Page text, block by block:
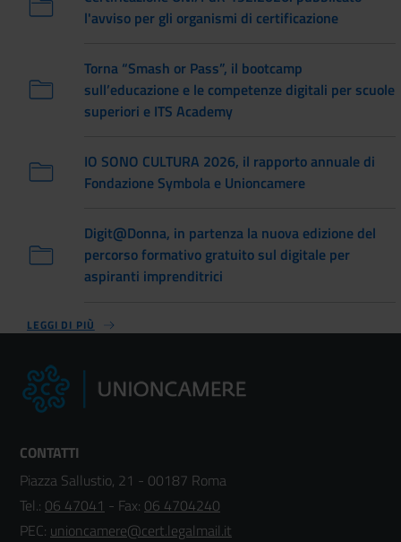
l'avviso per gli organismi di certificazione
Torna “Smash or Pass”, il bootcamp
sull’educazione e le competenze digitali per scuole
superiori e ITS Academy
IO SONO CULTURA 2026, il rapporto annuale di
Fondazione Symbola e Unioncamere
Digit@Donna, in partenza la nuova edizione del
percorso formativo gratuito sul digitale per
aspiranti imprenditrici
LEGGI DI PIÙ
CONTATTI
Piazza Sallustio, 21 - 00187 Roma
Tel.: 06 47041 - Fax: 06 4704240
PEC: unioncamere@cert.legalmail.it